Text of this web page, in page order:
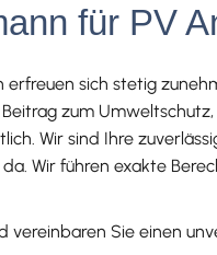
für PV
erfreuen sich stetig
zum
Wir sind Ihre
Wir führen exakte
vereinbaren Sie einen